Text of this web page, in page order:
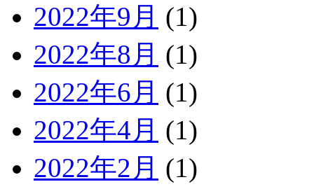
2022年9月 (1)
2022年8月 (1)
2022年6月 (1)
2022年4月 (1)
2022年2月 (1)